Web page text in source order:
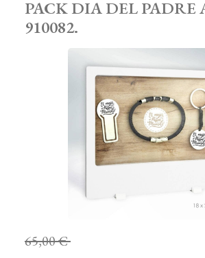
PACK DIA DEL PADRE
910082.
65,00 €